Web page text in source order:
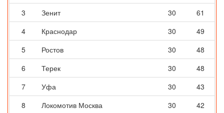
3
Зенит 30
61
4
Краснодар 30
49
5
Ростов 30
48
6
Терек 30
48
7
Уфа 30
43
8
Локомотив Москва 30
42